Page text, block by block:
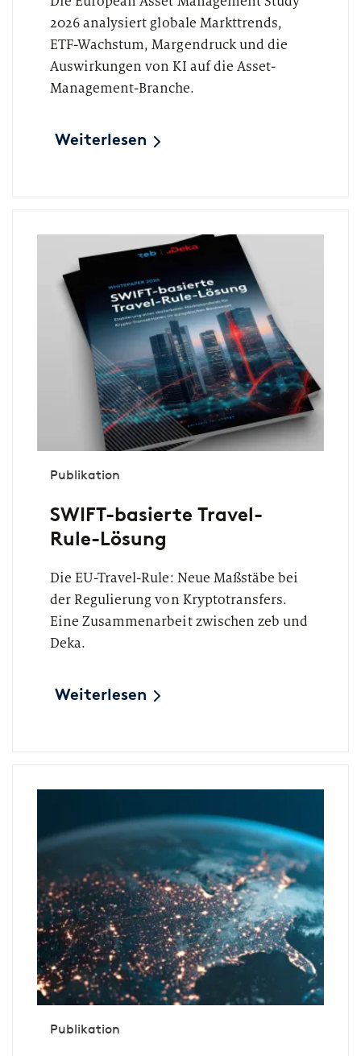
2026 analysiert globale Markttrends,
ETF-Wachstum, Margendruck und die
Auswirkungen von KI auf die Asset-
Management-Branche.
Weiterlesen
Publikation
SWIFT-basierte Travel-
Rule-Lösung
Die EU-Travel-Rule: Neue Maßstäbe bei
der Regulierung von Kryptotransfers.
Eine Zusammenarbeit zwischen zeb und
Deka.
Weiterlesen
Publikation